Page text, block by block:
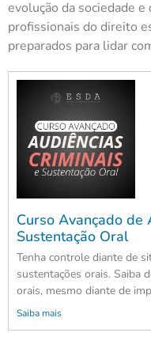
evolução da sociedade
profissionais do direito
preparados para lidar
Curso Avançado de
Sustentação Oral
Tenha controle diante de
sustentações orais. Saiba
orais, mesmo diante de
Saiba mais